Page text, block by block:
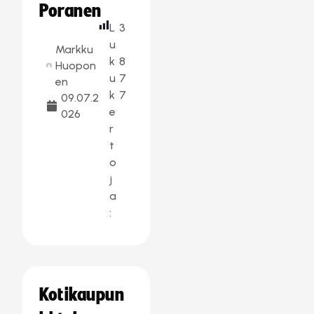
Poranen
Markku
Huopon
en
09.07.2
026
L
u
k
u
k
e
r
t
o
j
a
:
3
8
7
7
Kotikaupun